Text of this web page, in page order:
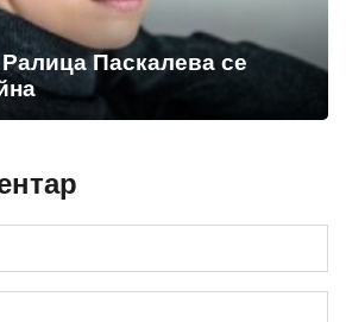
Ралица Паскалева се